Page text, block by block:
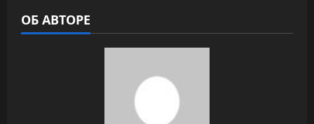
ОБ АВТОРЕ